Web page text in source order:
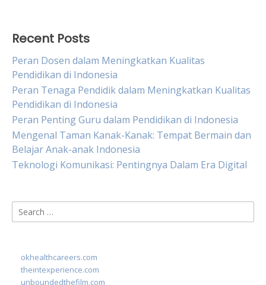
Recent Posts
Peran Dosen dalam Meningkatkan Kualitas
Pendidikan di Indonesia
Peran Tenaga Pendidik dalam Meningkatkan Kualitas
Pendidikan di Indonesia
Peran Penting Guru dalam Pendidikan di Indonesia
Mengenal Taman Kanak-Kanak: Tempat Bermain dan
Belajar Anak-anak Indonesia
Teknologi Komunikasi: Pentingnya Dalam Era Digital
Search
for:
okhealthcareers.com
theintexperience.com
unboundedthefilm.com